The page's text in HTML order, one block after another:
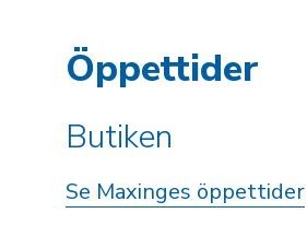
Öppettider
Butiken
Se Maxinges öppettider